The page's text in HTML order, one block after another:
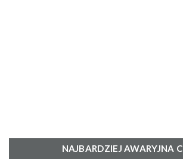
NAJBARDZIEJ AWARYJNA